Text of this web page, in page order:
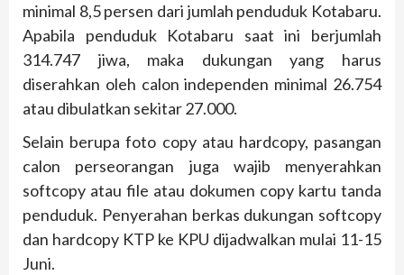
minimal 8,5 persen dari jumlah penduduk Kotabaru.
Apabila penduduk Kotabaru saat ini berjumlah
314.747 jiwa, maka dukungan yang harus
diserahkan oleh calon independen minimal 26.754
atau dibulatkan sekitar 27.000.
Selain berupa foto copy atau hardcopy, pasangan
calon perseorangan juga wajib menyerahkan
softcopy atau file atau dokumen copy kartu tanda
penduduk. Penyerahan berkas dukungan softcopy
dan hardcopy KTP ke KPU dijadwalkan mulai 11-15
Juni.